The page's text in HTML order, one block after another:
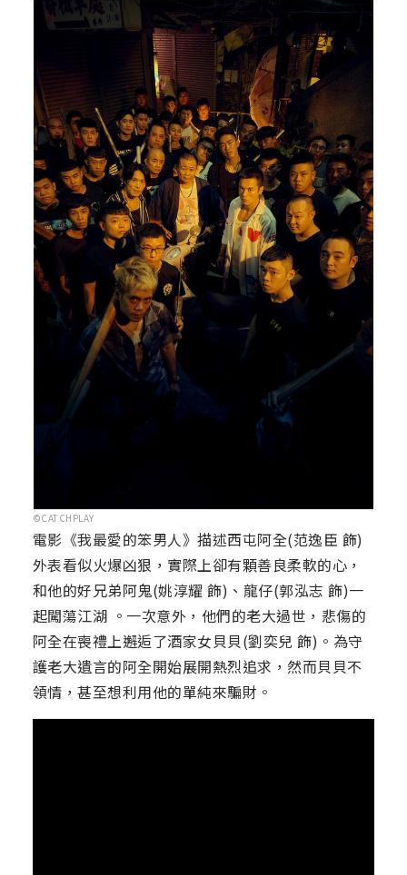
©CATCHPLAY
電影《我最愛的笨男人》描述西屯阿全(范逸臣 飾)
外表看似火爆凶狠，實際上卻有顆善良柔軟的心，
和他的好兄弟阿鬼(姚淳耀 飾)、龍仔(郭泓志 飾)一
起闖蕩江湖 。一次意外，他們的老大過世，悲傷的
阿全在喪禮上邂逅了酒家女貝貝(劉奕兒 飾)。為守
護老大遺言的阿全開始展開熱烈追求，然而貝貝不
領情，甚至想利用他的單純來騙財。